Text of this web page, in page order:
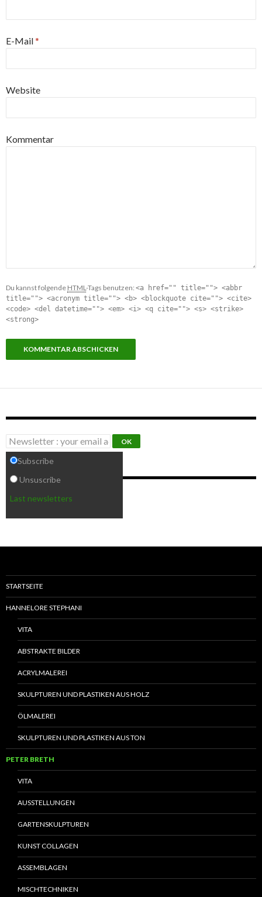
E-Mail*
Website
Kommentar
Du kannst folgende HTML -Tags benutzen: <a href="" title=""> <abbr
title=""> <acronym title=""> <b> <blockquote cite=""> <cite>
<code> <del datetime=""> <em> <i> <q cite=""> <s> <strike>
<strong>
Subscribe our newsletter
Subscribe
Unsuscribe
Last newsletters
STARTSEITE
HANNELORE STEPHANI
VITA
ABSTRAKTE BILDER
ACRYLMALEREI
SKULPTUREN UND PLASTIKEN AUS HOLZ
ÖLMALEREI
SKULPTUREN UND PLASTIKEN AUS TON
PETER BRETH
VITA
AUSSTELLUNGEN
GARTENSKULPTUREN
KUNST COLLAGEN
ASSEMBLAGEN
MISCHTECHNIKEN